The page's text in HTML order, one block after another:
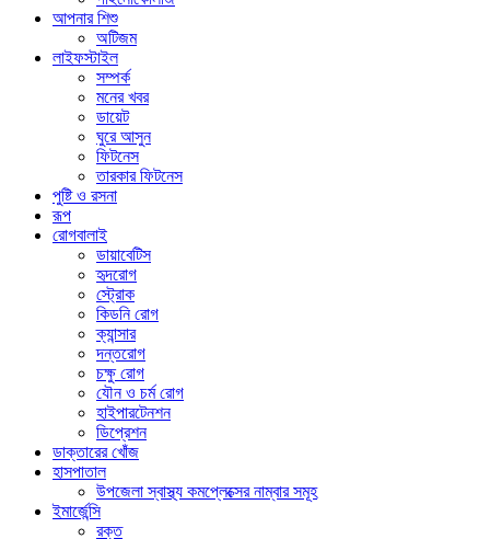
আপনার শিশু
অটিজম
লাইফস্টাইল
সম্পর্ক
মনের খবর
ডায়েট
ঘুরে আসুন
ফিটনেস
তারকার ফিটনেস
পুষ্টি ও রসনা
রূপ
রোগবালাই
ডায়াবেটিস
হৃদরোগ
স্ট্রোক
কিডনি রোগ
ক্যান্সার
দন্তরোগ
চক্ষু রোগ
যৌন ও চর্ম রোগ
হাইপারটেনশন
ডিপ্রেশন
ডাক্তারের খোঁজ
হাসপাতাল
উপজেলা স্বাস্থ্য কমপ্লেক্সের নাম্বার সমূহ
ইমার্জেন্সি
রক্ত